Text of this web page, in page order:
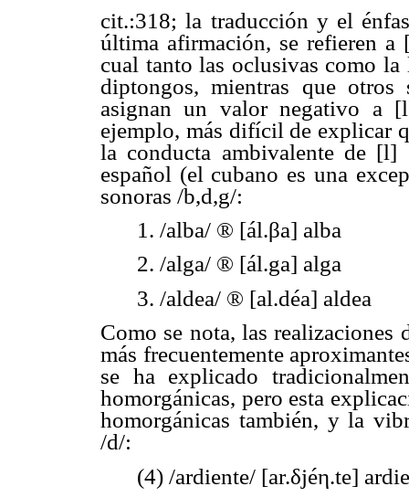
cit.:318; la traducción y el
última afirmación, se refieren
cual tanto las oclusivas como
diptongos, mientras que
asignan un valor negativo a
ejemplo, más difícil de explicar
la conducta ambivalente de
español (el cubano es una
sonoras /b,d,g/:
1. /alba/ ® [ál.βa] alba
2. /alga/ ® [ál.ga] alga
3. /aldea/ ® [al.déa] aldea
Como se nota, las
más frecuentemente
se ha explicado
homorgánicas, pero esta
homorgánicas también, y la
/d/:
(4) /ardiente/ [ar.δjéη.te]